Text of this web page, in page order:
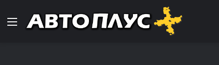
Навигација